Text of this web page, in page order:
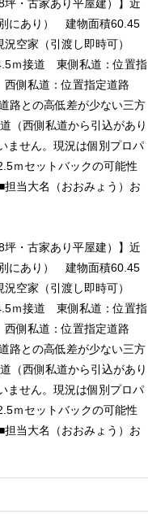
坪・古家あり平屋建）】近
にあり） 建物面積60.45
空家（引渡し即時可）
ｍ接道 東側私道：位置指
側私道：位置指定道路
路との高低差が少ない三方
（西側私道から引込があり
ません。現況は個別プロパ
ｍセットバックの可能性
当大名（おおみょう）お
坪・古家あり平屋建）】近
にあり） 建物面積60.45
空家（引渡し即時可）
ｍ接道 東側私道：位置指
側私道：位置指定道路
路との高低差が少ない三方
（西側私道から引込があり
ません。現況は個別プロパ
ｍセットバックの可能性
当大名（おおみょう）お